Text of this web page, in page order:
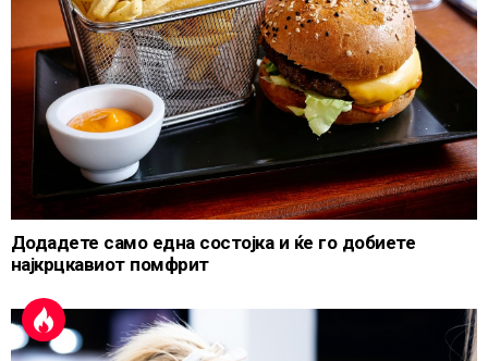
Додадете само една состојка и ќе го добиете
најкрцкавиот помфрит